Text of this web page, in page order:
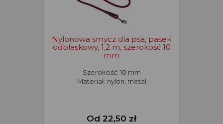
Nylonowa smycz dla psa, pasek
odblaskowy, 1,2 m, szerokość 10
mm
Szerokość: 10 mm
Materiał: nylon, metal
Od 22,50 zł